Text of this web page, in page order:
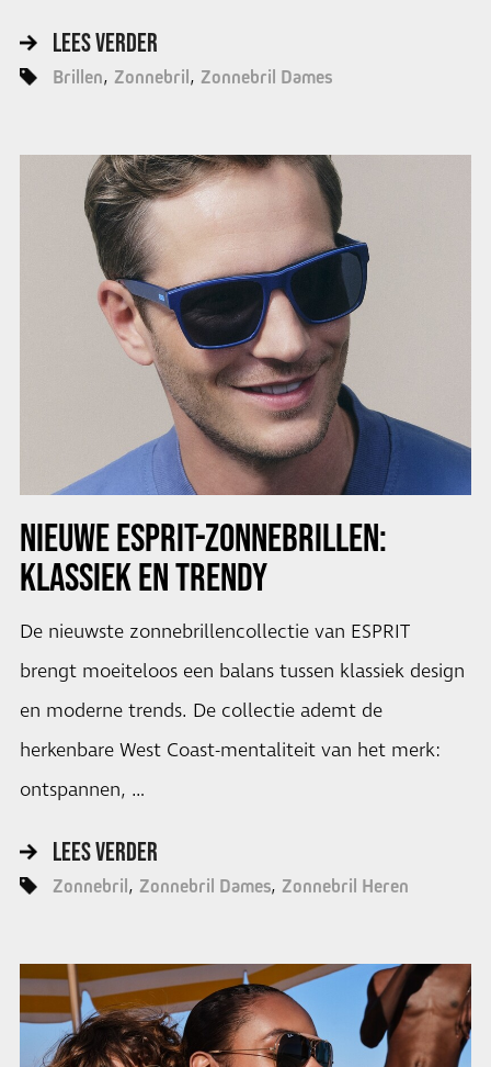
LEES VERDER
Brillen Zonnebril Zonnebril Dames
NIEUWE ESPRIT-ZONNEBRILLEN:
KLASSIEK EN TRENDY
De nieuwste zonnebrillencollectie van ESPRIT
brengt moeiteloos een balans tussen klassiek design
en moderne trends. De collectie ademt de
herkenbare West Coast-mentaliteit van het merk:
ontspannen, …
LEES VERDER
Zonnebril Zonnebril Dames Zonnebril Heren